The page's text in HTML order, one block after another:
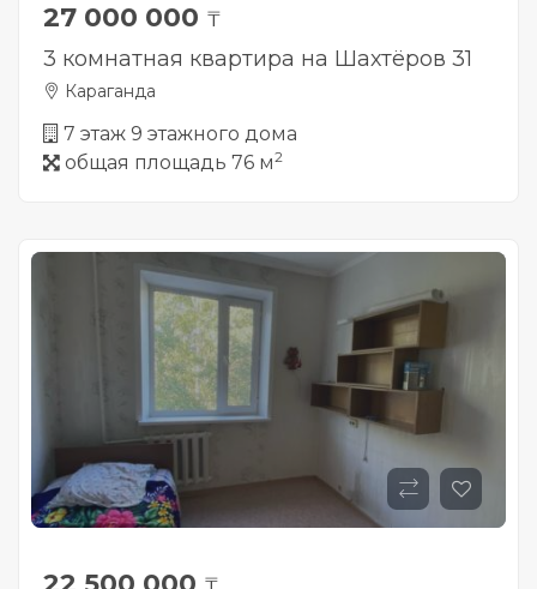
27 000 000 ₸
3 комнатная квартира на Шахтёров 31
Караганда
7 этаж 9 этажного дома
общая площадь 76 м2